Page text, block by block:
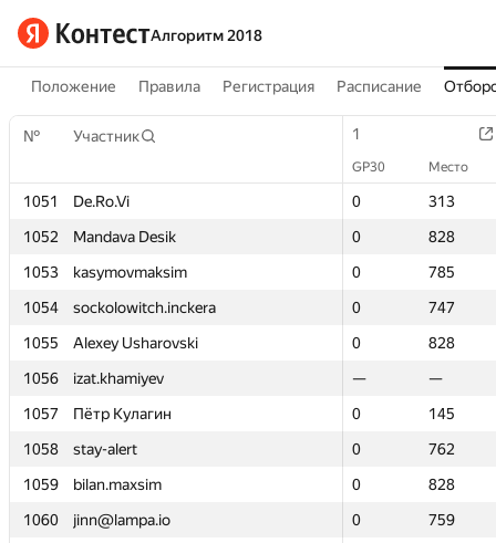
Алгоритм 2018
Положение Правила Регистрация Расписание
№ Участник 1
GP30 Место
1051 De.Ro.Vi 0
313
1052
Mandava Desik 0
828
1053
kasymovmaksim 0
785
1054
sockolowitch.inckera 0
747
1055
Alexey Usharovski 0
828
1056
izat.khamiyev —
—
1057
Пётр Кулагин 0
145
1058
stay-alert 0
762
1059
bilan.maxsim 0
828
1060
jinn@lampa.io 0
759
№ Участник 1
GP30 Место
1051 De.Ro.Vi 0
313
1052
Mandava Desik 0
828
1053
kasymovmaksim 0
785
1054
sockolowitch.inckera 0
747
1055
Alexey Usharovski 0
828
1056
izat.khamiyev —
—
1057
Пётр Кулагин 0
145
1058
stay-alert 0
762
1059
bilan.maxsim 0
828
1060
jinn@lampa.io 0
759